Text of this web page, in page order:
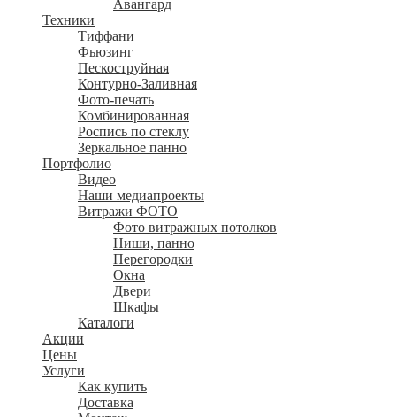
Авангард
Техники
Тиффани
Фьюзинг
Пескоструйная
Контурно-Заливная
Фото-печать
Комбинированная
Роспись по стеклу
Зеркальное панно
Портфолио
Видео
Наши медиапроекты
Витражи ФОТО
Фото витражных потолков
Ниши, панно
Перегородки
Окна
Двери
Шкафы
Каталоги
Акции
Цены
Услуги
Как купить
Доставка